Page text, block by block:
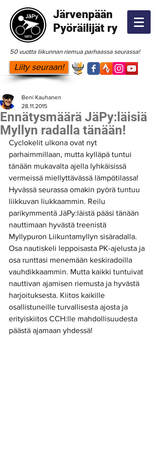
Järvenpään
Pyöräilijät ry
50 vuotta liikunnan riemua parhaassa seurassa!
Liity seuraan!
Ennätysmäärä JäPy:läisiä
Myllyn radalla tänään!
Beni Kauhanen
28.11.2015
Cyclokelit ulkona ovat nyt
parhaimmillaan, mutta kylläpä tuntui
tänään mukavalta ajella lyhkäisissä
vermeissä miellyttävässä lämpötilassa!
Hyvässä seurassa omakin pyörä tuntuu
liikkuvan liukkaammin. Reilu
parikymmentä JäPy:läistä pääsi tänään
nauttimaan hyvästä treenistä
Myllypuron Liikuntamyllyn sisäradalla.
Osa nautiskeli leppoisasta PK-ajelusta ja
osa runttasi menemään keskiradoilla
vauhdikkaammin. Mutta kaikki tuntuivat
nauttivan ajamisen riemusta ja hyvästä
harjoituksesta. Kiitos kaikille
osallistuneille turvallisesta ajosta ja
erityiskiitos CCH:lle mahdollisuudesta
päästä ajamaan yhdessä!